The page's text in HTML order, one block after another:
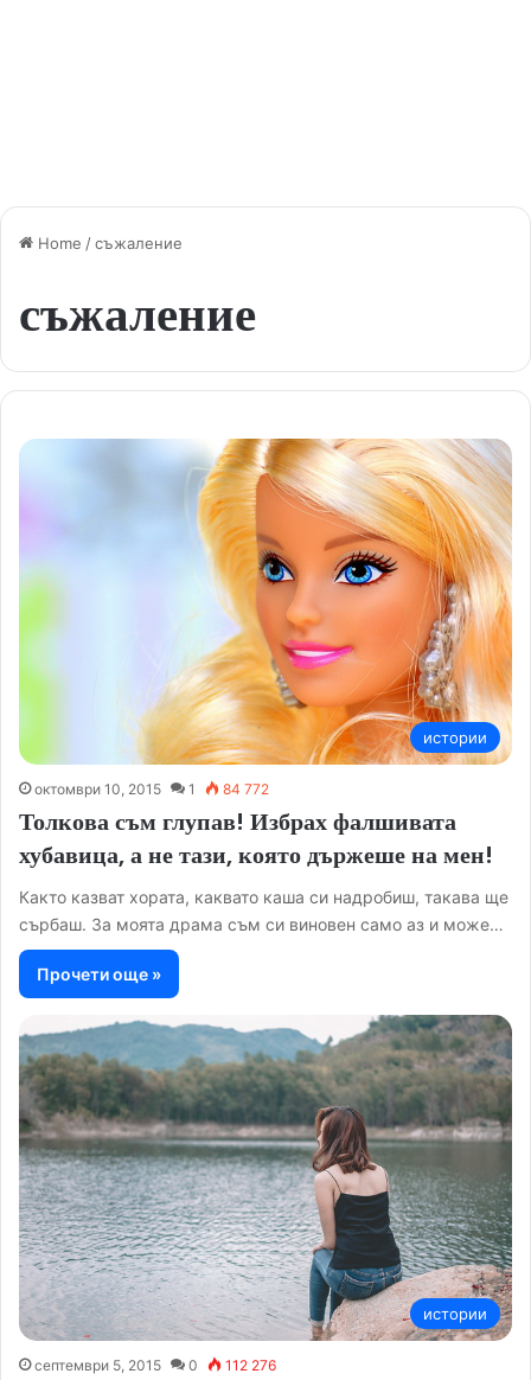
Home /съжаление
съжаление
истории
октомври 10, 2015 1 84 772
Толкова съм глупав! Избрах фалшивата
хубавица, а не тази, която държеше на мен!
Както казват хората, каквато каша си надробиш, такава ще
сърбаш. За моята драма съм си виновен само аз и може…
Прочети още »
истории
септември 5, 2015 0 112 276